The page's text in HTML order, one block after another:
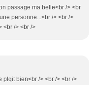
passage ma belle<br /> <br
personne...<br /> <br />
<br /> <br />
plqit bien<br /> <br /> <br />